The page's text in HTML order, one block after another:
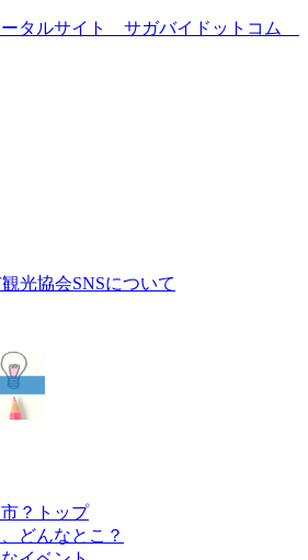
ータルサイト サガバイドットコム
光協会SNSについて
市？トップ
どんなとこ？